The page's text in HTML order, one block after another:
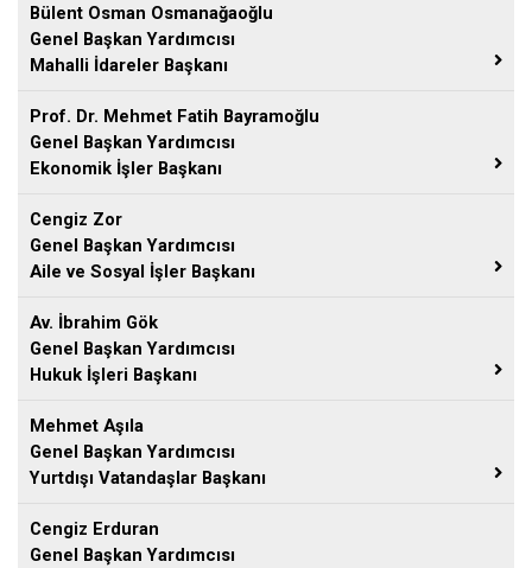
Bülent Osman Osmanağaoğlu
Genel Başkan Yardımcısı
Mahalli İdareler Başkanı
Prof. Dr. Mehmet Fatih Bayramoğlu
Genel Başkan Yardımcısı
Ekonomik İşler Başkanı
Cengiz Zor
Genel Başkan Yardımcısı
Aile ve Sosyal İşler Başkanı
Av. İbrahim Gök
Genel Başkan Yardımcısı
Hukuk İşleri Başkanı
Mehmet Aşıla
Genel Başkan Yardımcısı
Yurtdışı Vatandaşlar Başkanı
Cengiz Erduran
Genel Başkan Yardımcısı